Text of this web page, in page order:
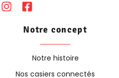
Notre concept
Notre histoire
Nos casiers connectés